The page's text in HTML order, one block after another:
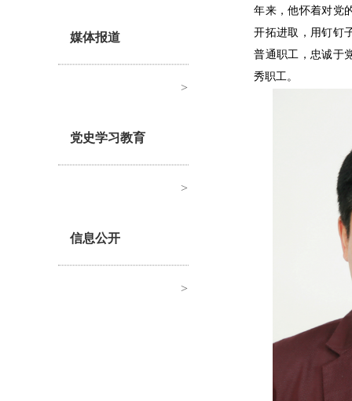
媒体报道
>
党史学习教育
>
信息公开
>
年来，他怀着对党
开拓进取，用钉钉
普通职工，忠诚于
秀职工。